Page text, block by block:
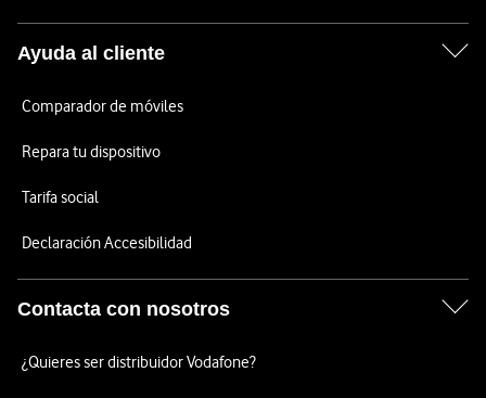
Ayuda al cliente
Comparador de móviles
Repara tu dispositivo
Tarifa social
Declaración Accesibilidad
Contacta con nosotros
¿Quieres ser distribuidor Vodafone?